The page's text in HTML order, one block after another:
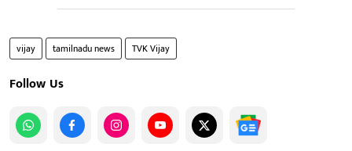
vijay tamilnadu news TVK Vijay
Follow Us